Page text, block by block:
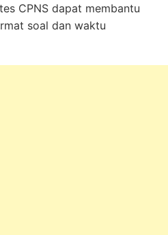
CPNS dapat membantu
soal dan waktu